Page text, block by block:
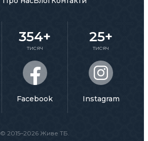
© 2015–2026 Живе ТБ.
354+
тисяч
Facebook
25+
тисяч
Instagram